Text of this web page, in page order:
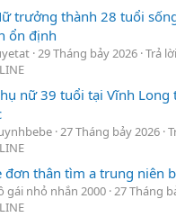
trưởng thành 28 tuổi
ổn định
29 Tháng bảy 2026 Trả
nữ 39 tuổi tại Vĩnh Long
27 Tháng bảy 2026
đơn thân tìm a trung niên
gái nhỏ nhắn 2000 27 Tháng